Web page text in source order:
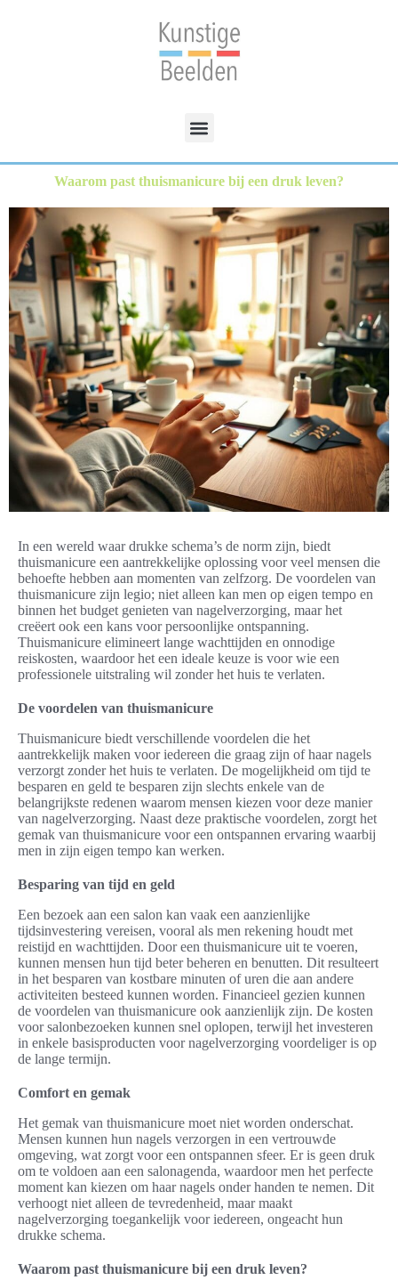
Waarom past thuismanicure bij een druk leven?
In een wereld waar drukke schema’s de norm zijn, biedt
thuismanicure een aantrekkelijke oplossing voor veel mensen die
behoefte hebben aan momenten van zelfzorg. De voordelen van
thuismanicure zijn legio; niet alleen kan men op eigen tempo en
binnen het budget genieten van nagelverzorging, maar het
creëert ook een kans voor persoonlijke ontspanning.
Thuismanicure elimineert lange wachttijden en onnodige
reiskosten, waardoor het een ideale keuze is voor wie een
professionele uitstraling wil zonder het huis te verlaten.
De voordelen van thuismanicure
Thuismanicure biedt verschillende voordelen die het
aantrekkelijk maken voor iedereen die graag zijn of haar nagels
verzorgt zonder het huis te verlaten. De mogelijkheid om tijd te
besparen en geld te besparen zijn slechts enkele van de
belangrijkste redenen waarom mensen kiezen voor deze manier
van nagelverzorging. Naast deze praktische voordelen, zorgt het
gemak van thuismanicure voor een ontspannen ervaring waarbij
men in zijn eigen tempo kan werken.
Besparing van tijd en geld
Een bezoek aan een salon kan vaak een aanzienlijke
tijdsinvestering vereisen, vooral als men rekening houdt met
reistijd en wachttijden. Door een thuismanicure uit te voeren,
kunnen mensen hun tijd beter beheren en benutten. Dit resulteert
in het besparen van kostbare minuten of uren die aan andere
activiteiten besteed kunnen worden. Financieel gezien kunnen
de voordelen van thuismanicure ook aanzienlijk zijn. De kosten
voor salonbezoeken kunnen snel oplopen, terwijl het investeren
in enkele basisproducten voor nagelverzorging voordeliger is op
de lange termijn.
Comfort en gemak
Het gemak van thuismanicure moet niet worden onderschat.
Mensen kunnen hun nagels verzorgen in een vertrouwde
omgeving, wat zorgt voor een ontspannen sfeer. Er is geen druk
om te voldoen aan een salonagenda, waardoor men het perfecte
moment kan kiezen om haar nagels onder handen te nemen. Dit
verhoogt niet alleen de tevredenheid, maar maakt
nagelverzorging toegankelijk voor iedereen, ongeacht hun
drukke schema.
Waarom past thuismanicure bij een druk leven?